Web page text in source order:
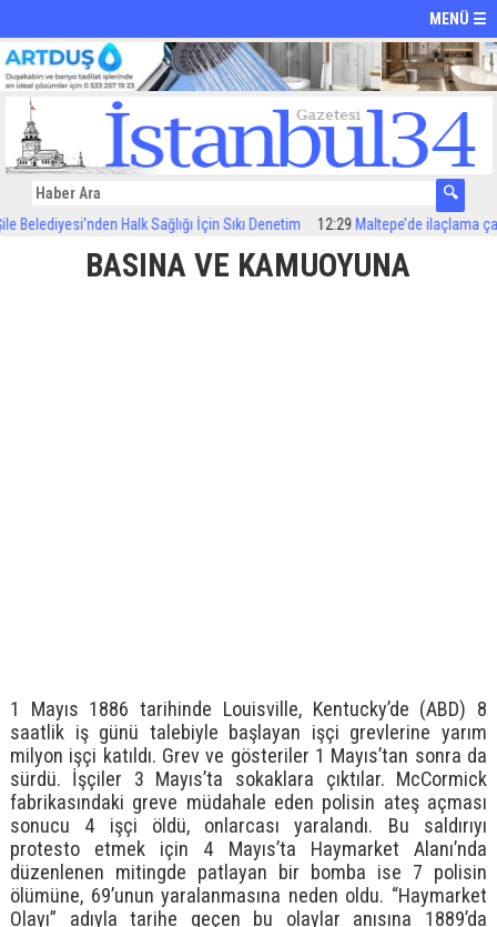
MENÜ ☰
Halk Sağlığı İçin Sıkı Denetim 12:29 Maltepe’de ilaçlama
BASINA VE KAMUOYUNA
1 Mayıs 1886 tarihinde Louisville, Kentucky’de (ABD) 8
saatlik iş günü talebiyle başlayan işçi grevlerine yarım
milyon işçi katıldı. Grev ve gösteriler 1 Mayıs’tan sonra da
sürdü. İşçiler 3 Mayıs’ta sokaklara çıktılar. McCormick
fabrikasındaki greve müdahale eden polisin ateş açması
sonucu 4 işçi öldü, onlarcası yaralandı. Bu saldırıyı
protesto etmek için 4 Mayıs’ta Haymarket Alanı’nda
düzenlenen mitingde patlayan bir bomba ise 7 polisin
ölümüne, 69’unun yaralanmasına neden oldu. “Haymarket
Olayı” adıyla tarihe geçen bu olaylar anısına 1889’da